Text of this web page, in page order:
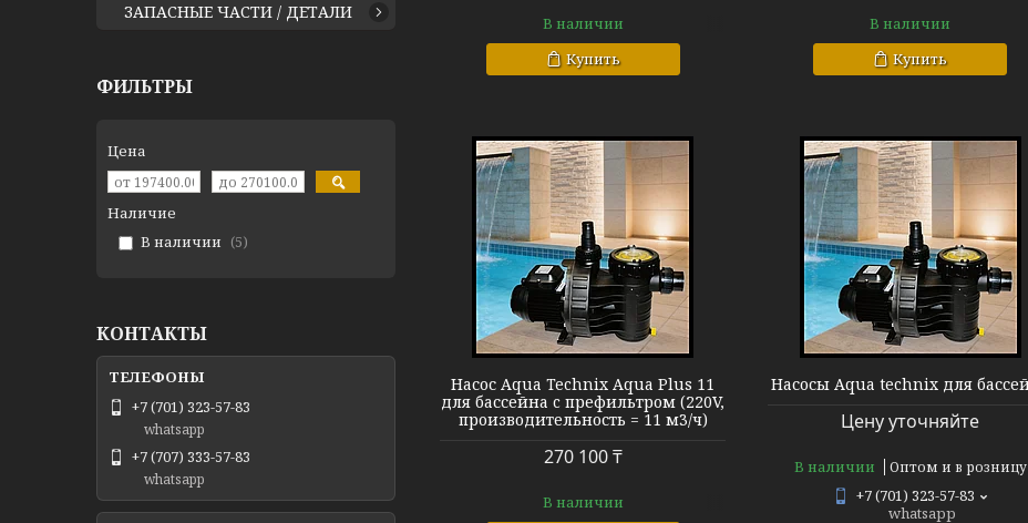
В наличии
Купить
В наличии
Купить
Насос Aqua Technix Aqua Plus 11
для бассейна c префильтром (220V,
производительность = 11 м3/ч)
270 100 ₸
В наличии
Насос Aqua Plus
Насосы Aqua technix для
Цену уточняйте
В наличии Оптом и в розницу
+7 (701) 323-57-83
whatsapp
ЗАПАСНЫЕ ЧАСТИ / ДЕТАЛИ
ФИЛЬТРЫ
Цена
Наличие
В наличии
5
КОНТАКТЫ
+7 (701) 323-57-83
whatsapp
+7 (707) 333-57-83
whatsapp